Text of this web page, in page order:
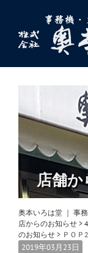
content
店舗か
奥本いろは堂 ｜ 事
店からのお知らせ >
のお知らせ > ＰＯＰ
2019年03月23日